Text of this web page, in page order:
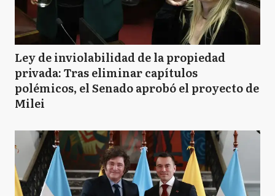
Ley de inviolabilidad de la propiedad
privada: Tras eliminar capítulos
polémicos, el Senado aprobó el proyecto de
Milei